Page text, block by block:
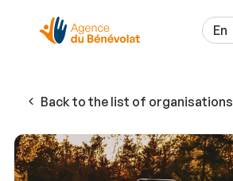
En
Back to the list of organisations